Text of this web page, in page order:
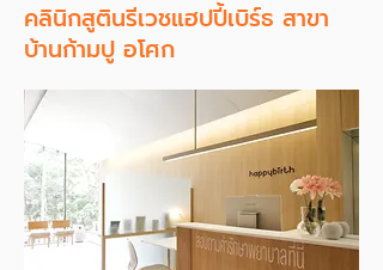
คลินิกสูตินรีเวชแฮปปี้เบิร์ธ สาขา
บ้านก้ามปู อโศก